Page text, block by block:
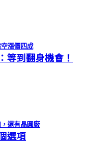
漲價四成
等到翻身機會！
還有晶圓廠
選項